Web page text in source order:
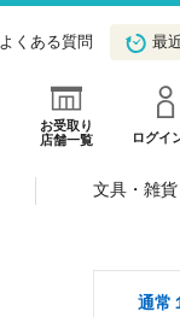
よくある質問 最
お受取り
店舗一覧
ログイ
文具・雑貨
通常